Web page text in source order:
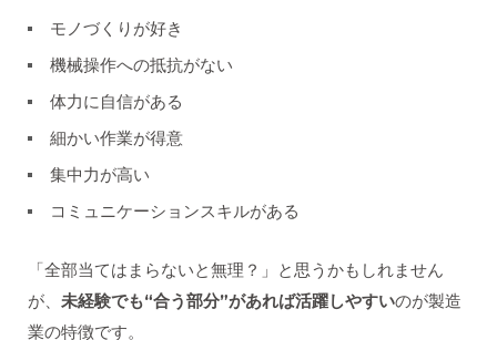
モノづくりが好き
機械操作への抵抗がない
体力に自信がある
細かい作業が得意
集中力が高い
コミュニケーションスキルがある
「全部当てはまらないと無理？」と思うかもしれません
が、 未経験でも“合う部分”があれば活躍しやすいのが製造
業の特徴です。